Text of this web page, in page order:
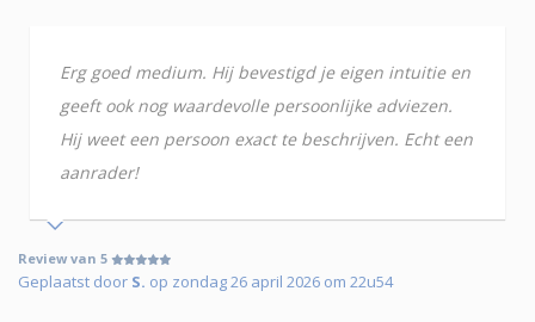
Erg goed medium. Hij bevestigd je eigen intuitie en
geeft ook nog waardevolle persoonlijke adviezen.
Hij weet een persoon exact te beschrijven. Echt een
aanrader!
Review van 5
Geplaatst door S. op zondag 26 april 2026 om 22u54